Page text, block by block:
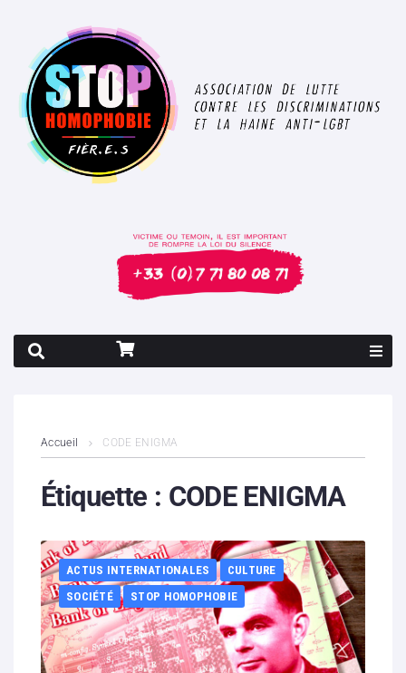
Contenus litigieux
Boutique
Partenaires
Contacts
Accueil CODE ENIGMA
Étiquette : CODE ENIGMA
ACTUS INTERNATIONALES
CULTURE
SOCIÉTÉ
STOP HOMOPHOBIE